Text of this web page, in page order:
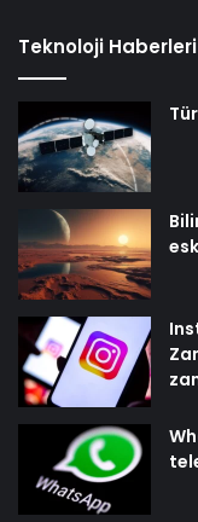
Teknoloji Haberleri